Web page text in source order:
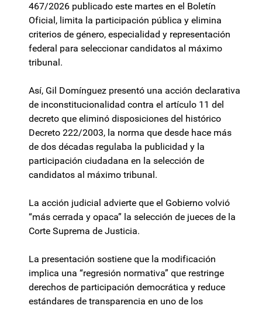
467/2026 publicado este martes en el Boletín
Oficial, limita la participación pública y elimina
criterios de género, especialidad y representación
federal para seleccionar candidatos al máximo
tribunal.
Así, Gil Domínguez presentó una acción declarativa
de inconstitucionalidad contra el artículo 11 del
decreto que eliminó disposiciones del histórico
Decreto 222/2003, la norma que desde hace más
de dos décadas regulaba la publicidad y la
participación ciudadana en la selección de
candidatos al máximo tribunal.
La acción judicial advierte que el Gobierno volvió
“más cerrada y opaca” la selección de jueces de la
Corte Suprema de Justicia.
La presentación sostiene que la modificación
implica una “regresión normativa” que restringe
derechos de participación democrática y reduce
estándares de transparencia en uno de los